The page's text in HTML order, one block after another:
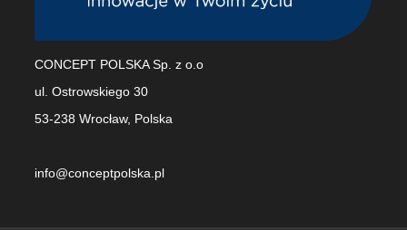
CONCEPT POLSKA Sp. z o.o
ul. Ostrowskiego 30
53-238 Wrocław, Polska
info@conceptpolska.pl